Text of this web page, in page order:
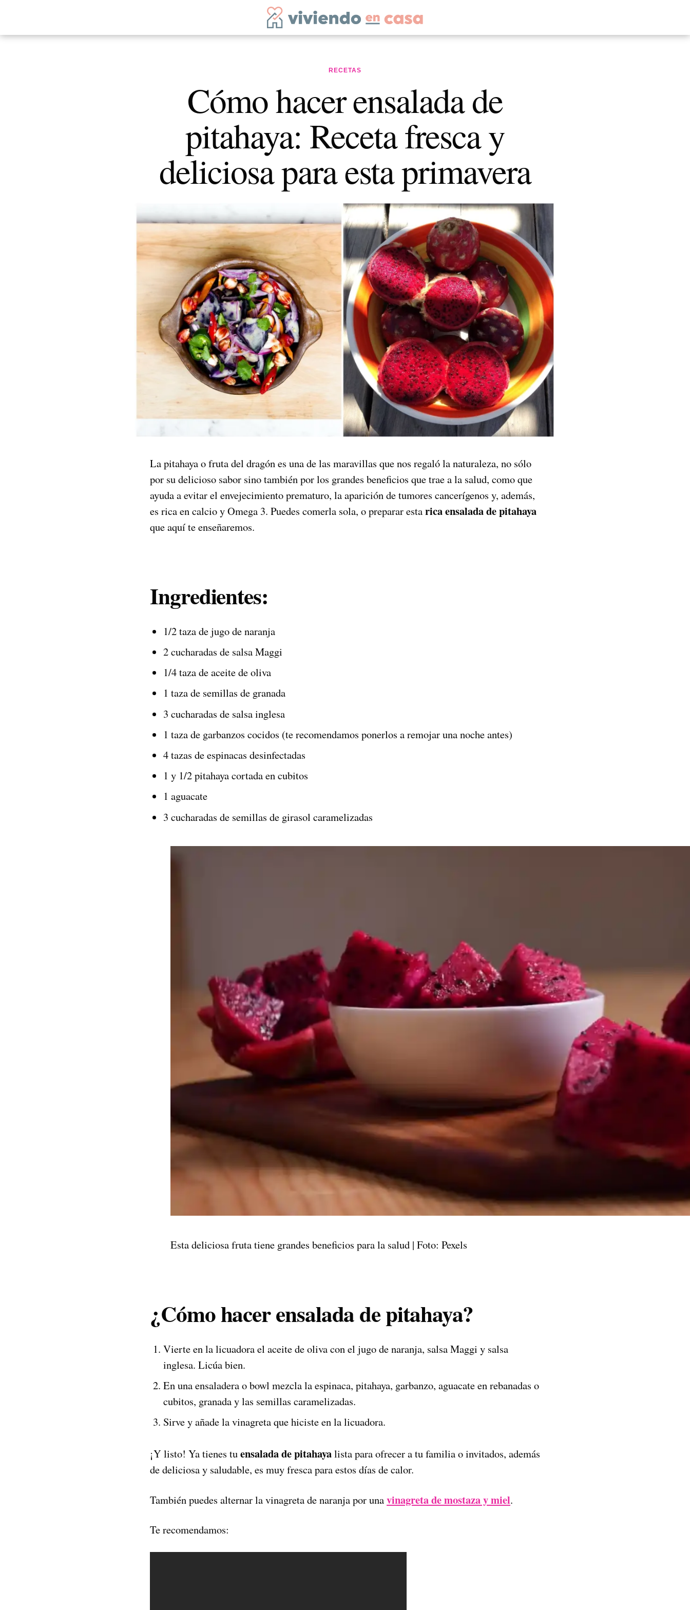
RECETAS
Cómo hacer ensalada de
pitahaya: Receta fresca y
deliciosa para esta primavera
La pitahaya o fruta del dragón es una de las maravillas que nos regaló la naturaleza, no sólo
por su delicioso sabor sino también por los grandes beneficios que trae a la salud, como que
ayuda a evitar el envejecimiento prematuro, la aparición de tumores cancerígenos y, además,
es rica en calcio y Omega 3. Puedes comerla sola, o preparar estarica ensalada de pitahaya
que aquí te enseñaremos.
Ingredientes:
1/2 taza de jugo de naranja
2 cucharadas de salsa Maggi
1/4 taza de aceite de oliva
1 taza de semillas de granada
3 cucharadas de salsa inglesa
1 taza de garbanzos cocidos (te recomendamos ponerlos a remojar una noche antes)
4 tazas de espinacas desinfectadas
1 y 1/2 pitahaya cortada en cubitos
1 aguacate
3 cucharadas de semillas de girasol caramelizadas
Esta deliciosa fruta tiene grandes beneficios para la salud | Foto: Pexels
¿Cómo hacer ensalada de pitahaya?
Vierte en la licuadora el aceite de oliva con el jugo de naranja, salsa Maggi y salsa
inglesa. Licúa bien.
En una ensaladera o bowl mezcla la espinaca, pitahaya, garbanzo, aguacate en rebanadas o
cubitos, granada y las semillas caramelizadas.
Sirve y añade la vinagreta que hiciste en la licuadora.
¡Y listo! Ya tienes tuensalada de pitahayalista para ofrecer a tu familia o invitados, además
de deliciosa y saludable, es muy fresca para estos días de calor.
También puedes alternar la vinagreta de naranja por unavinagreta de mostaza y miel.
Te recomendamos: